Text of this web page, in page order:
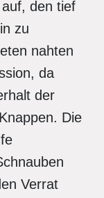
den tief
zu
nahten
da
der
Die
Verrat